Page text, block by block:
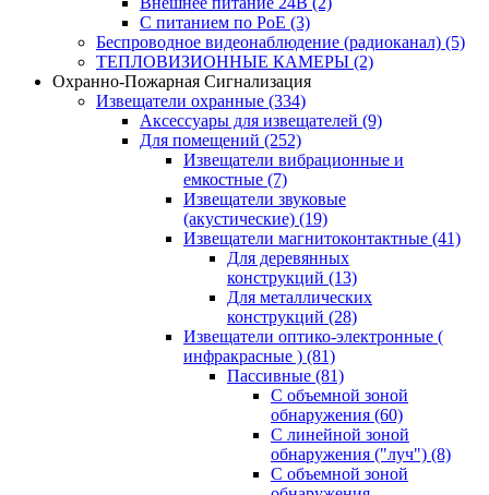
С питанием по PoE (3)
Беспроводное видеонаблюдение (радиоканал) (5)
ТЕПЛОВИЗИОННЫЕ КАМЕРЫ (2)
Охранно-Пожарная Сигнализация
Извещатели охранные (334)
Аксессуары для извещателей (9)
Для помещений (252)
Извещатели вибрационные и
емкостные (7)
Извещатели звуковые
(акустические) (19)
Извещатели магнитоконтактные (41)
Для деревянных
конструкций (13)
Для металлических
конструкций (28)
Извещатели оптико-электронные (
инфракрасные ) (81)
Пассивные (81)
С объемной зоной
обнаружения (60)
С линейной зоной
обнаружения ("луч") (8)
С объемной зоной